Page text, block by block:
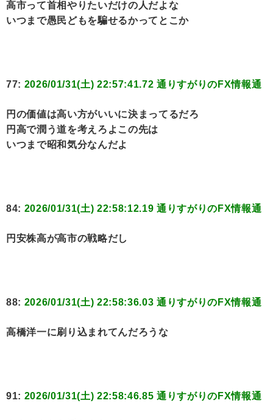
高市って首相やりたいだけの人だよな
いつまで愚民どもを騙せるかってとこか
77: 2026/01/31(土) 22:57:41.72 通りすがりのFX情報通
円の価値は高い方がいいに決まってるだろ
円高で潤う道を考えろよこの先は
いつまで昭和気分なんだよ
84: 2026/01/31(土) 22:58:12.19 通りすがりのFX情報通
円安株高が高市の戦略だし
88: 2026/01/31(土) 22:58:36.03 通りすがりのFX情報通
高橋洋一に刷り込まれてんだろうな
91: 2026/01/31(土) 22:58:46.85 通りすがりのFX情報通